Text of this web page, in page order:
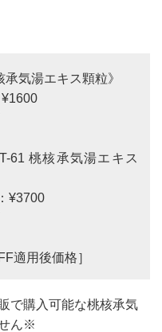
承気湯エキス顆粒》
61 桃核承気湯エキス
¥3700
適用後価格］
で購入可能な桃核承気
ん※